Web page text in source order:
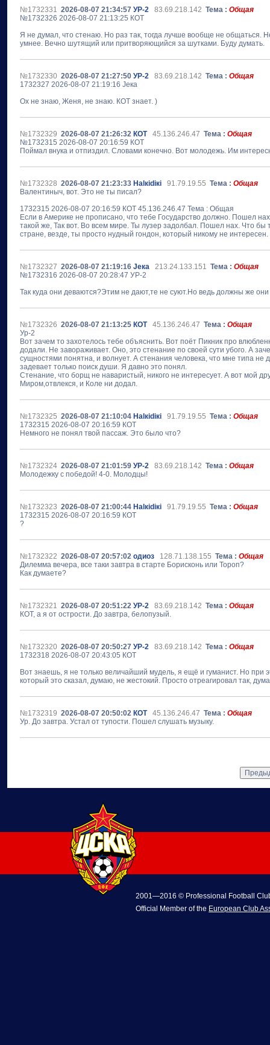
№1732331 2026-08-07 21:34:57 УР-2 83.69.218.142 Тема : Общая
№1732326 2026-08-07 21:13:25 КОТ
Я не думал, что стенаю. Но раз так, тогда лучше вообще не общаться.
умнее. Вечно шутящий или притворяющийся за шутками. Буду думать.
№1732330 2026-08-07 21:27:50 УР-2 83.69.218.142 Тема : Общая
1732327 2026-08-07 21:19:16 Jека
Ох не знаю, Женя, не знаю. КОТ знает. )
№1732329 2026-08-07 21:26:32 КОТ 45.136.246.47 Тема : Общая
№1732315 2026-08-07 20:16:59 КОТ
Поймал внука и отпиздил. Словами конечно. Вот молодежь. Им
№1732328 2026-08-07 21:23:33 Наlкidiкi 91.79.19.55 Тема : Общая
Валентиныч, вот. Это не ты писал?
1732315 2026-08-07 20:16:59 КОТ 45.136.246.47 Тема : Общая
Если в Америке не прописано, что тебе Государство должно. Пошел
такой же, Так вот. Во всем мире. Ты лузер задолбал. Пошел нах. Что
стране, везде, ты просто нудный гондон, который никому не
№1732327 2026-08-07 21:19:16 Jека 213.24.133.151 Тема : Общая
№1732316 2026-08-07 20:28:47 УР-2
Так куда они деваются?Этим не дают,те не суют.Но ведь должны же
№1732326 2026-08-07 21:13:25 КОТ 45.136.246.47 Тема : Общая
Ур-2
Вот зачем то захотелось тебе объяснить. Вот поёт Пикник про
додали. Не завораживает. Оно, это стенание по своей сути убого. А
сущностями понятна, и волнует. А стенания человека, что мне типа
задевает только поиск души. Я давно это понял.
Стенание, что борщ не наваристый, никого не интересует. А вот мой
Миром,отвлекся, и Коле ни додал.
№1732325 2026-08-07 21:10:04 Наlкidiкi 91.79.19.55 Тема : Общая
1732315 2026-08-07 20:16:59 КОТ
Немного не понял твой пассаж. Это было что?
№1732324 2026-08-07 21:01:59 УР-2 83.69.218.142 Тема : Общая
Молодежку с победой! 4-0. Молодцы!
№1732323 2026-08-07 21:00:44 Наlкidiкi 91.79.19.55 Тема : Общая
1732315 2026-08-07 20:16:59 КОТ
?
№1732322 2026-08-07 20:57:02 одиоз 128.71.138.155 Тема : Общая
Дилемма вечера, все таки завтра в старте Борисконь или Тороп?
Как думаете?
№1732321 2026-08-07 20:51:22 УР-2 83.69.218.142 Тема : Общая
КОТ, а я от острости. До завтра, белопузый.
№1732320 2026-08-07 20:50:27 УР-2 83.69.218.142 Тема : Общая
1732318 2026-08-07 20:43:05 КОТ
Вот знаешь, я не только величайший мудель, я ещё и гуманист. Но
который это сказал, думаю, не жестокий. Просто отреагировал так,
№1732319 2026-08-07 20:50:02 КОТ 45.136.246.47 Тема : Общая
Ур. До завтра. Устал от тупости. Пошел слушать музыку.
2001—2016 © Professional Football
Official Member of the European Club